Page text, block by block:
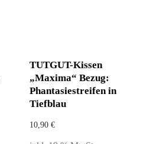
TUTGUT-Kissen
„Maxima“ Bezug:
Phantasiestreifen in
Tiefblau
10,90 €